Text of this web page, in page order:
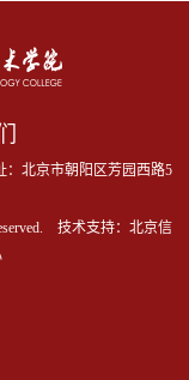
：北京市朝阳区芳园西路5
技术支持：北京信